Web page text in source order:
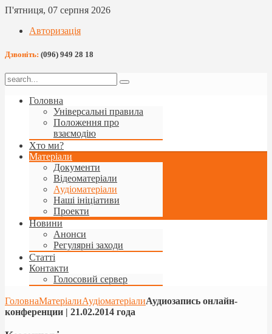
П'ятниця, 07 серпня 2026
Авторизація
Дзвоніть: (096) 949 28 18
Головна
Універсальні правила
Положення про
взаємодію
Хто ми?
Матеріали
Документи
Відеоматеріали
Аудіоматеріали
Наші ініціативи
Проекти
Новини
Анонси
Регулярні заходи
Статті
Контакти
Голосовий сервер
ГоловнаМатеріалиАудіоматеріалиАудиозапись онлайн-
конференции | 21.02.2014 года